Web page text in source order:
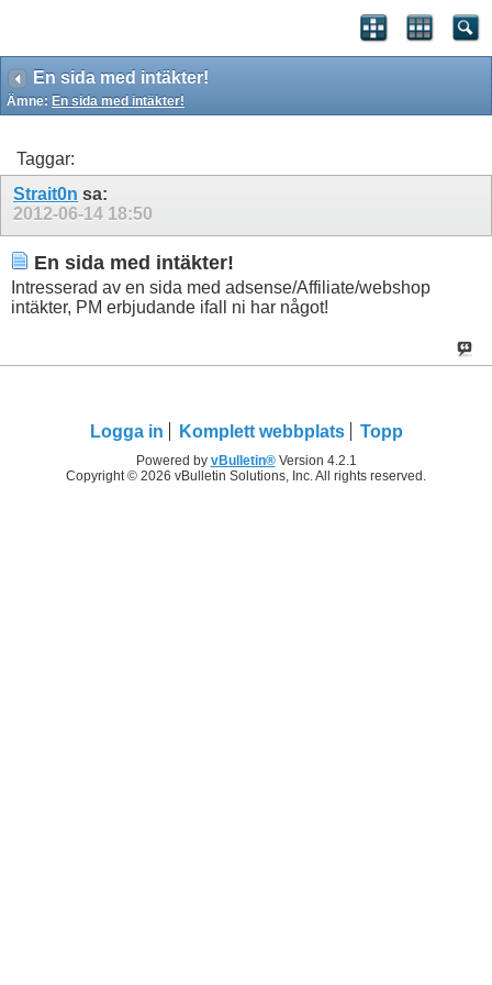
En sida med intäkter!
Ämne: En sida med intäkter!
Taggar:
Strait0n sa:
2012-06-14 18:50
En sida med intäkter!
Intresserad av en sida med adsense/Affiliate/webshop
intäkter, PM erbjudande ifall ni har något!
Logga in Komplett webbplats Topp
Powered by vBulletin®Version 4.2.1
Copyright © 2026 vBulletin Solutions, Inc. All rights reserved.